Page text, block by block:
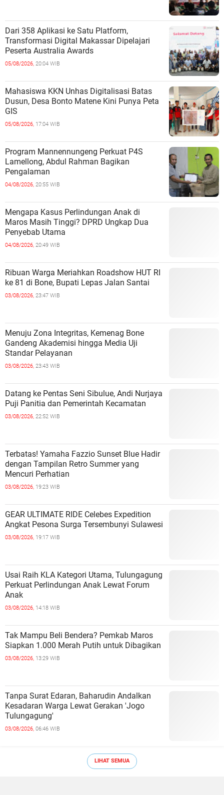
Dari 358 Aplikasi ke Satu Platform,
Transformasi Digital Makassar Dipelajari
Peserta Australia Awards
05/08/2026, 20:04 WIB
Mahasiswa KKN Unhas Digitalisasi Batas
Dusun, Desa Bonto Matene Kini Punya Peta
GIS
05/08/2026, 17:04 WIB
Program Mannennungeng Perkuat P4S
Lamellong, Abdul Rahman Bagikan
Pengalaman
04/08/2026, 20:55 WIB
Mengapa Kasus Perlindungan Anak di
Maros Masih Tinggi? DPRD Ungkap Dua
Penyebab Utama
04/08/2026, 20:49 WIB
Ribuan Warga Meriahkan Roadshow HUT RI
ke 81 di Bone, Bupati Lepas Jalan Santai
03/08/2026, 23:47 WIB
Menuju Zona Integritas, Kemenag Bone
Gandeng Akademisi hingga Media Uji
Standar Pelayanan
03/08/2026, 23:43 WIB
Datang ke Pentas Seni Sibulue, Andi Nurjaya
Puji Panitia dan Pemerintah Kecamatan
03/08/2026, 22:52 WIB
Terbatas! Yamaha Fazzio Sunset Blue Hadir
dengan Tampilan Retro Summer yang
Mencuri Perhatian
03/08/2026, 19:23 WIB
GEAR ULTIMATE RIDE Celebes Expedition
Angkat Pesona Surga Tersembunyi Sulawesi
03/08/2026, 19:17 WIB
Usai Raih KLA Kategori Utama, Tulungagung
Perkuat Perlindungan Anak Lewat Forum
Anak
03/08/2026, 14:18 WIB
Tak Mampu Beli Bendera? Pemkab Maros
Siapkan 1.000 Merah Putih untuk Dibagikan
03/08/2026, 13:29 WIB
Tanpa Surat Edaran, Baharudin Andalkan
Kesadaran Warga Lewat Gerakan 'Jogo
Tulungagung'
03/08/2026, 06:46 WIB
LIHAT SEMUA